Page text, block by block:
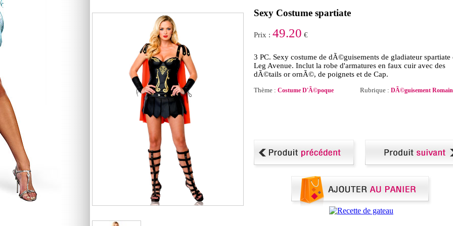
Sexy Costume spartiate
Prix : 49.20 €
3 PC. Sexy costume de dÃ©guisements de gladiateur spartiate
Leg Avenue. Inclut la robe d'armatures en faux cuir avec des
dÃ©tails or ornÃ©, de poignets et de Cap.
Thème : Costume D'Ã©poque Rubrique : DÃ©guisement Romain